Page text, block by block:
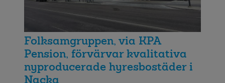
Folksamgruppen, via KPA
Pension, förvärvar kvalitativa
nyproducerade hyresbostäder i
Nacka